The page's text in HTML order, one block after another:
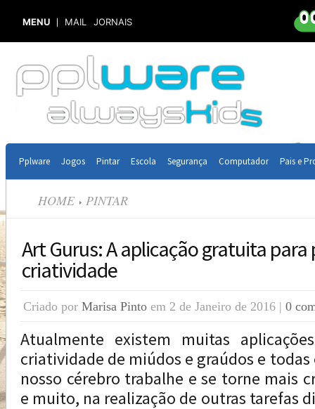
MENU MAIL JORNAIS
Pplware Jogos Pintar Escola Segurança Computador Pais e
HOME PINTAR
Art Gurus: A aplicação gratuita
criatividade
Criado por Marisa Pinto em 2 de Janeiro de 2016 | 0
Atualmente existem muitas
criatividade de miúdos e graúdos e todas
nosso cérebro trabalhe e se torne mais
e muito, na realização de outras tarefas